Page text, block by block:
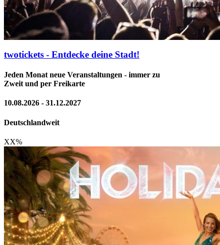
twotickets - Entdecke deine Stadt!
Jeden Monat neue Veranstaltungen - immer zu
Zweit und per Freikarte
10.08.2026 - 31.12.2027
Deutschlandweit
XX%